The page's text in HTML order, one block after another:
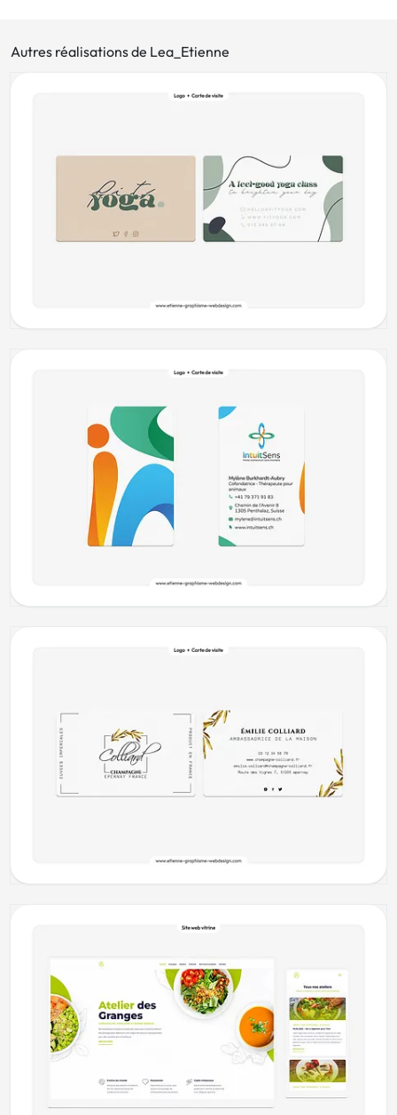
Autres réalisations de Lea_Etienne